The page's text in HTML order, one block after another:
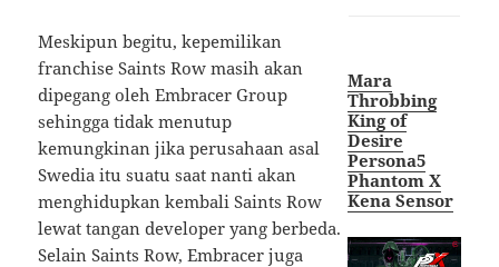
Meskipun begitu, kepemilikan
franchise Saints Row masih akan
dipegang oleh Embracer Group
sehingga tidak menutup
kemungkinan jika perusahaan asal
Swedia itu suatu saat nanti akan
menghidupkan kembali Saints Row
lewat tangan developer yang berbeda.
Selain Saints Row, Embracer juga
Mara
Throbbing
King of
Desire
Persona5
Phantom X
Kena Sensor